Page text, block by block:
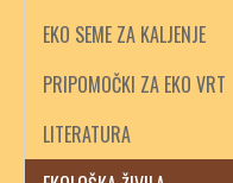
EKO SEME ZA KALJENJE
PRIPOMOČKI ZA EKO VRT
LITERATURA